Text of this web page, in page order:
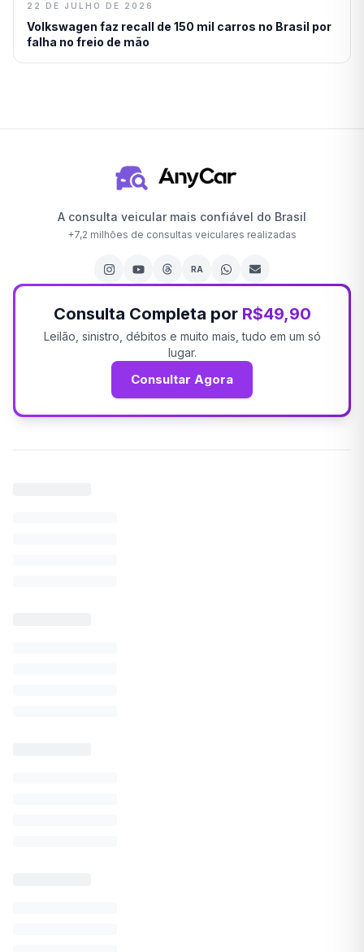
22 DE JULHO DE 2026
Volkswagen faz recall de 150 mil carros no Brasil por
falha no freio de mão
A consulta veicular mais confiável do Brasil
+7,2 milhões de consultas veiculares realizadas
RA
Consulta Completa por R$49,90
Leilão, sinistro, débitos e muito mais, tudo em um só
lugar.
Consultar Agora